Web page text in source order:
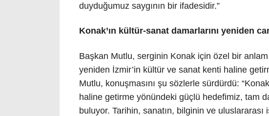
duyduğumuz saygının bir ifadesidir.”
Konak’ın kültür-sanat damarlarını yeniden
Başkan Mutlu, serginin Konak için özel bir anlam
yeniden İzmir’in kültür ve sanat kenti haline
Mutlu, konuşmasını şu sözlerle sürdürdü:
haline getirme yönündeki güçlü hedefimiz, tam
buluyor. Tarihin, sanatın, bilginin ve uluslararası